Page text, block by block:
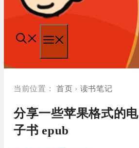
单
首页 › 读书笔记
分享一些苹果格式的电
子书 epub